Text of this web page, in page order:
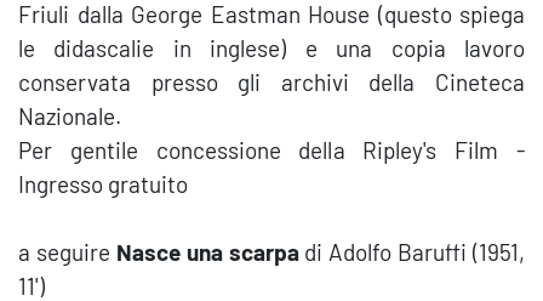
Friuli dalla George Eastman House (questo spiega
le didascalie in inglese) e una copia lavoro
conservata presso gli archivi della Cineteca
Nazionale.
Per gentile concessione della Ripley's Film -
Ingresso gratuito
a seguire Nasce una scarpadi Adolfo Baruffi (1951,
11')